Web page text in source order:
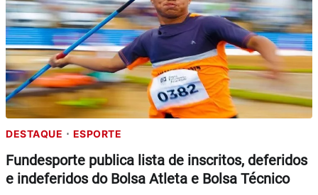
DESTAQUE ESPORTE
Fundesporte publica lista de inscritos, deferidos
e indeferidos do Bolsa Atleta e Bolsa Técnico